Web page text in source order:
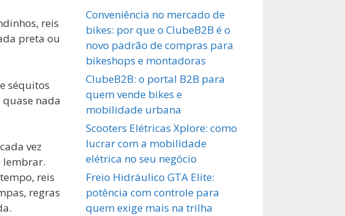
reis
preta ou
séquitos
nada
vez
lembrar.
reis
regras
Conveniência no mercado de
bikes: por que o ClubeB2B é o
novo padrão de compras para
bikeshops e montadoras
ClubeB2B: o portal B2B para
quem vende bikes e
mobilidade urbana
Scooters Elétricas Xplore: como
lucrar com a mobilidade
elétrica no seu negócio
Freio Hidráulico GTA Elite:
potência com controle para
quem exige mais na trilha